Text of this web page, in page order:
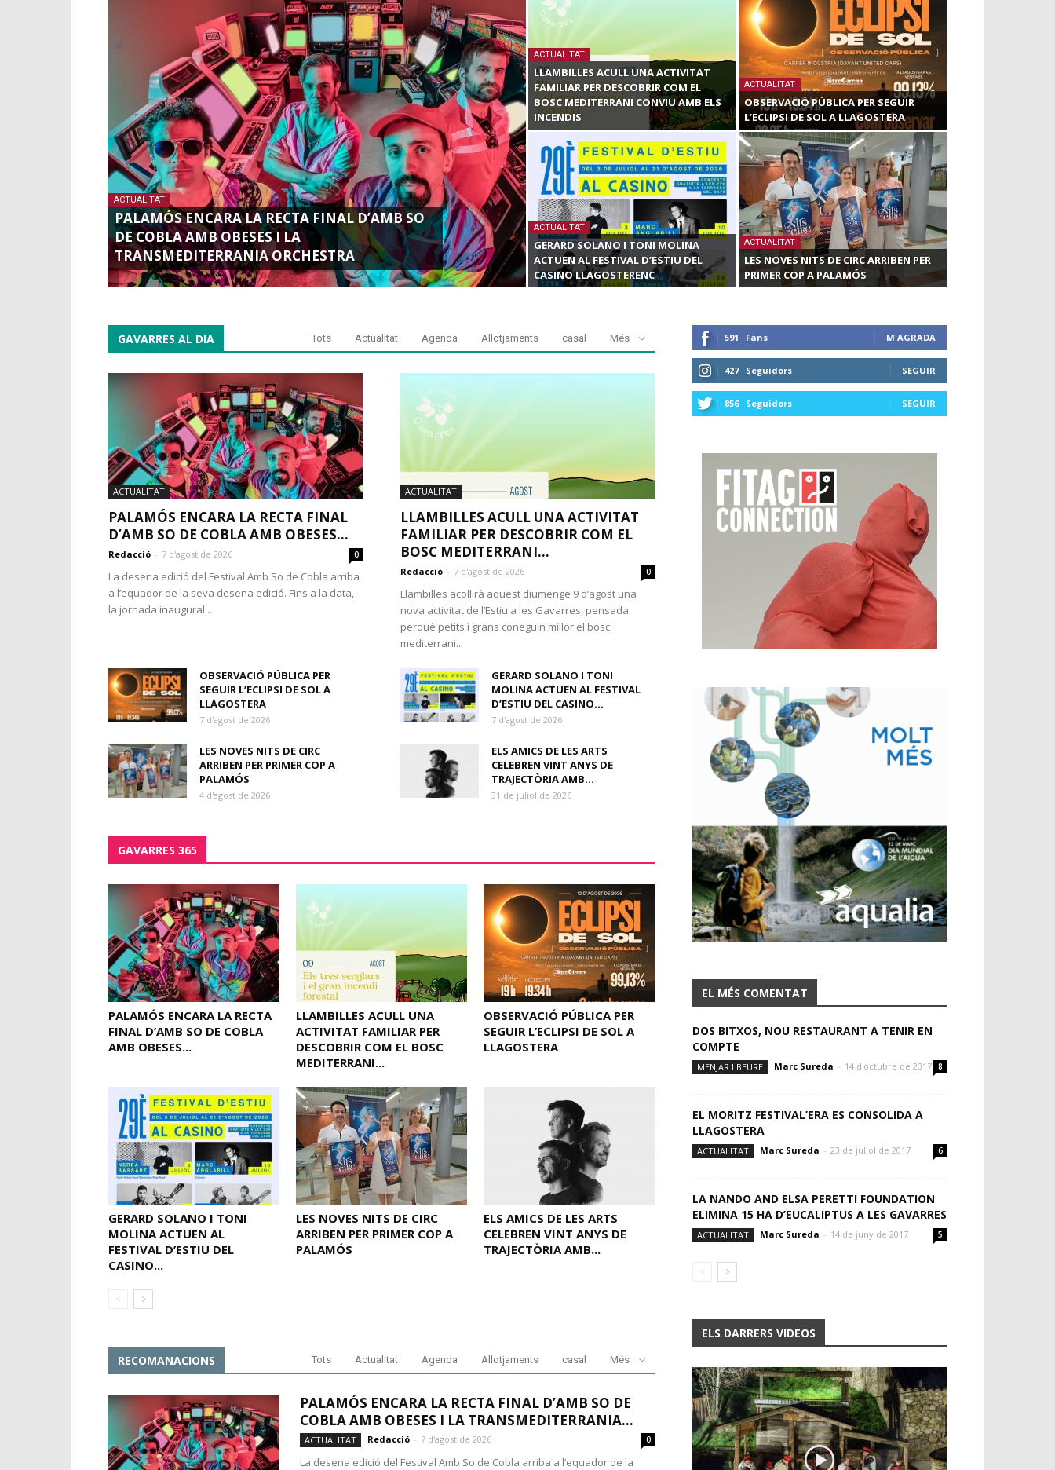
ACTUALITAT
PALAMÓS ENCARA LA RECTA FINAL D’AMB SO
DE COBLA AMB OBESES I LA
TRANSMEDITERRANIA ORCHESTRA
ACTUALITAT
LLAMBILLES ACULL UNA ACTIVITAT
FAMILIAR PER DESCOBRIR COM EL
BOSC MEDITERRANI CONVIU AMB ELS
INCENDIS
ACTUALITAT
OBSERVACIÓ PÚBLICA PER SEGUIR
L’ECLIPSI DE SOL A LLAGOSTERA
ACTUALITAT
GERARD SOLANO I TONI MOLINA
ACTUEN AL FESTIVAL D’ESTIU DEL
CASINO LLAGOSTERENC
ACTUALITAT
LES NOVES NITS DE CIRC ARRIBEN PER
PRIMER COP A PALAMÓS
GAVARRES AL DIA Tots Actualitat Agenda Allotjaments casal Més
ACTUALITAT
PALAMÓS ENCARA LA RECTA FINAL
D’AMB SO DE COBLA AMB OBESES...
Redacció - 7 d'agost de 2026 0
La desena edició del Festival Amb So de Cobla arriba
a l’equador de la seva desena edició. Fins a la data,
la jornada inaugural...
ACTUALITAT
LLAMBILLES ACULL UNA ACTIVITAT
FAMILIAR PER DESCOBRIR COM EL
BOSC MEDITERRANI...
Redacció - 7 d'agost de 2026 0
Llambilles acollirà aquest diumenge 9 d’agost una
nova activitat de l’Estiu a les Gavarres, pensada
perquè petits i grans coneguin millor el bosc
mediterrani...
OBSERVACIÓ PÚBLICA PER
SEGUIR L’ECLIPSI DE SOL A
LLAGOSTERA
7 d'agost de 2026
GERARD SOLANO I TONI
MOLINA ACTUEN AL FESTIVAL
D’ESTIU DEL CASINO...
7 d'agost de 2026
LES NOVES NITS DE CIRC
ARRIBEN PER PRIMER COP A
PALAMÓS
4 d'agost de 2026
ELS AMICS DE LES ARTS
CELEBREN VINT ANYS DE
TRAJECTÒRIA AMB...
31 de juliol de 2026
GAVARRES 365
PALAMÓS ENCARA LA RECTA
FINAL D’AMB SO DE COBLA
AMB OBESES...
LLAMBILLES ACULL UNA
ACTIVITAT FAMILIAR PER
DESCOBRIR COM EL BOSC
MEDITERRANI...
OBSERVACIÓ PÚBLICA PER
SEGUIR L’ECLIPSI DE SOL A
LLAGOSTERA
GERARD SOLANO I TONI
MOLINA ACTUEN AL
FESTIVAL D’ESTIU DEL
CASINO...
LES NOVES NITS DE CIRC
ARRIBEN PER PRIMER COP A
PALAMÓS
ELS AMICS DE LES ARTS
CELEBREN VINT ANYS DE
TRAJECTÒRIA AMB...
RECOMANACIONS Tots Actualitat Agenda Allotjaments casal Més
PALAMÓS ENCARA LA RECTA FINAL D’AMB SO DE
COBLA AMB OBESES I LA TRANSMEDITERRANIA...
ACTUALITAT Redacció - 7 d'agost de 2026 0
La desena edició del Festival Amb So de Cobla arriba a l’equador de la
591 Fans M'AGRADA
427 Seguidors SEGUIR
856 Seguidors SEGUIR
EL MÉS COMENTAT
DOS BITXOS, NOU RESTAURANT A TENIR EN
COMPTE
MENJAR I BEURE Marc Sureda - 14 d'octubre de 2017 8
EL MORITZ FESTIVAL’ERA ES CONSOLIDA A
LLAGOSTERA
ACTUALITAT Marc Sureda - 23 de juliol de 2017 6
LA NANDO AND ELSA PERETTI FOUNDATION
ELIMINA 15 HA D’EUCALIPTUS A LES GAVARRES
ACTUALITAT Marc Sureda - 14 de juny de 2017 5
ELS DARRERS VIDEOS